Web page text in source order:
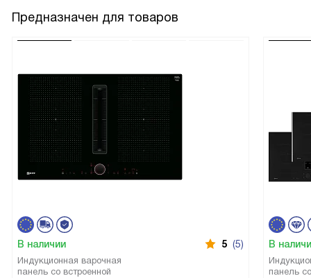
Предназначен для товаров
В наличии 5 (5)
Индукционная варочная
панель со встроенной
В
панель